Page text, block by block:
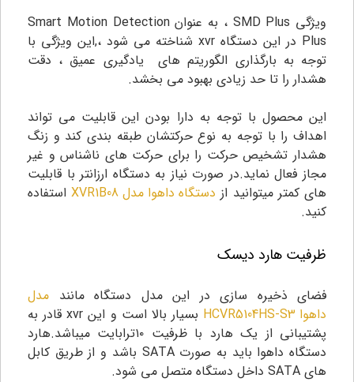
ویژگی SMD Plus ، به عنوان Smart Motion Detection
Plus در این دستگاه xvr شناخته می شود ،,این ویژگی با
توجه به بارگذاری الگوریتم های یادگیری عمیق ، دقت
هشدار را تا حد زیادی بهبود می بخشد.
این محصول با توجه به دارا بودن این قابلیت می تواند
اهداف را با توجه به نوع حرکتشان طبقه بندی کند و زنگ
هشدار تشخیص حرکت را برای حرکت های ناشناس و غیر
مجاز فعال نماید.در صورت نیاز به دستگاه ارزانتر با قابلیت
های کمتر میتوانید از دستگاه داهوا مدل XVR1B08
استفاده
کنید.
ظرفیت هارد دیسک
فضای ذخیره سازی در این مدل دستگاه مانند مدل
داهوا HCVR5104HS-S3
بسیار بالا است و این xvr قادر به
پشتیبانی از یک هارد با ظرفیت ۱۰ترابایت میباشد.هارد
دستگاه داهوا باید به صورت SATA باشد و از طریق کابل
های SATA داخل دستگاه متصل می شود.